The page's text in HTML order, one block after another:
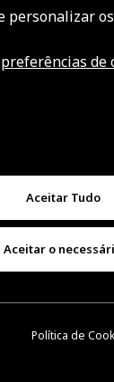
personalizar
preferências de
Aceitar Tudo
Aceitar o
Política de